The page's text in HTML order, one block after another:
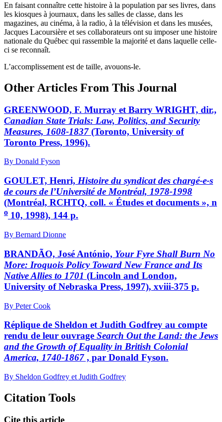
En faisant connaître cette histoire à la population par ses livres, dans
les kiosques à journaux, dans les salles de classe, dans les
magazines, au cinéma, à la radio, à la télévision et dans les musées,
Jacques Lacoursière et ses collaborateurs ont su imposer une histoire
nationale du Québec qui rassemble la majorité et dans laquelle celle-
ci se reconnaît.
L’accomplissement est de taille, avouons-le.
Other Articles From This Journal
GREENWOOD, F. Murray et Barry WRIGHT, dir.,
Canadian State Trials: Law, Politics, and Security
Measures, 1608-1837 (Toronto, University of
Toronto Press, 1996).
By Donald Fyson
GOULET, Henri, Histoire du syndicat des chargé-e-s
de cours de l’Université de Montréal, 1978-1998
(Montréal, RCHTQ, coll. « Études et documents », n
o 10, 1998), 144 p.
By Bernard Dionne
BRANDÃO, José António, Your Fyre Shall Burn No
More: Iroquois Policy Toward New France and Its
Native Allies to 1701 (Lincoln and London,
University of Nebraska Press, 1997), xviii-375 p.
By Peter Cook
Réplique de Sheldon et Judith Godfrey au compte
rendu de leur ouvrage Search Out the Land: the Jews
and the Growth of Equality in British Colonial
America, 1740-1867 , par Donald Fyson.
By Sheldon Godfrey et Judith Godfrey
Citation Tools
Cite this article